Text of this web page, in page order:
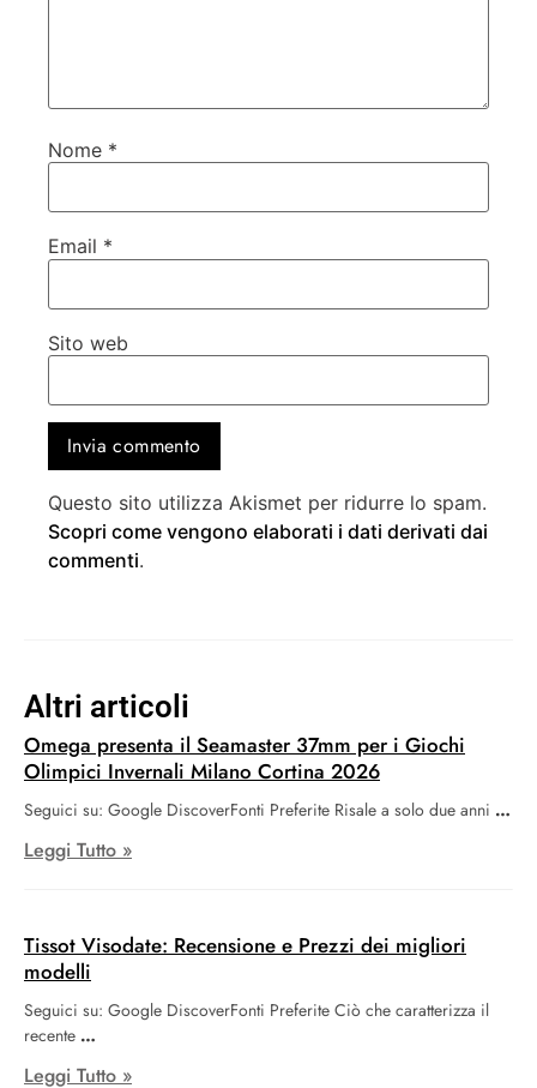
Altri articoli
Omega presenta il Seamaster 37mm per i Giochi
Olimpici Invernali Milano Cortina 2026
Seguici su: Google DiscoverFonti Preferite Risale a solo due anni
Leggi Tutto »
Tissot Visodate: Recensione e Prezzi dei migliori
modelli
Seguici su: Google DiscoverFonti Preferite Ciò che caratterizza il
recente
Leggi Tutto »
Nome *
Email *
Sito web
Questo sito utilizza Akismet per ridurre lo spam.
Scopri come vengono elaborati i dati derivati dai
commenti.